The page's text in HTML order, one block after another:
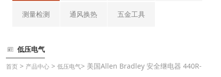
测量检测 通风换热 五金工具
低压电气
首页 > 产品中心 > 低压电气> 美国Allen Bradley 安全继电器 440R-